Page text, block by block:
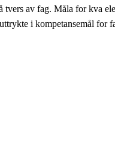
tema
tvers av fag. Måla for kva
i kompetansemål for